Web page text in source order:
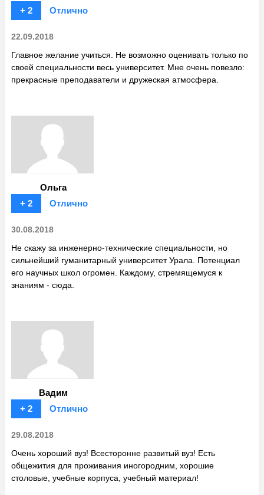
+ 2
Отлично
22.09.2018
Главное желание учиться. Не возможно оценивать только по
своей специальности весь университет. Мне очень повезло:
прекрасные преподаватели и дружеская атмосфера.
Ольга
+ 2
Отлично
30.08.2018
Не скажу за инженерно-технические специальности, но
сильнейший гуманитарный университет Урала. Потенциал
его научных школ огромен. Каждому, стремящемуся к
знаниям - сюда.
Вадим
+ 2
Отлично
29.08.2018
Очень хороший вуз! Всесторонне развитый вуз! Есть
общежития для проживания иногородним, хорошие
столовые, учебные корпуса, учебный материал!